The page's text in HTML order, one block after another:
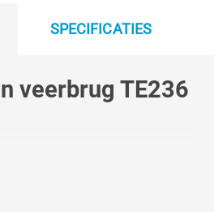
SPECIFICATIES
veerbrug TE236